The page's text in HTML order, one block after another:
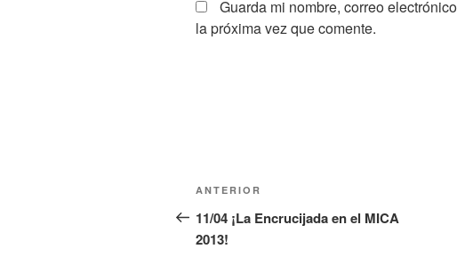
Guarda mi nombre, correo
la próxima vez que comente.
Navegación
de
entradas
Entrada
anterior:
ANTERIOR
11/04 ¡La Encrucijada en el MICA
2013!